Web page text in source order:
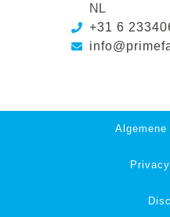
NL
+31 6
Algemene